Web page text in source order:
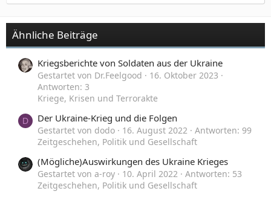
Ähnliche Beiträge
Kriegsberichte von Soldaten aus der Ukraine
Gestartet von Dr.Feelgood
16. Oktober 2023
Antworten: 3
Kriege, Krisen und Terrorakte
D Der Ukraine-Krieg und die Folgen
Gestartet von dodo 16. August 2022
Antworten: 99
Zeitgeschehen, Politik und Gesellschaft
(Mögliche)Auswirkungen des Ukraine Krieges
Gestartet von a-roy 10. April 2022
Antworten: 53
Zeitgeschehen, Politik und Gesellschaft